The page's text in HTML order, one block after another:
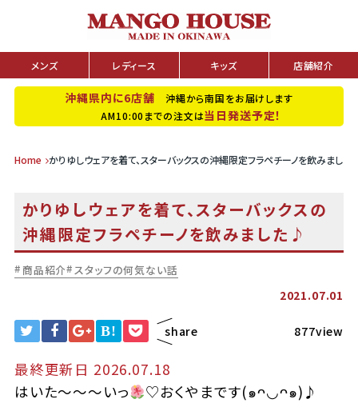
メンズ レディース キッズ 店舗紹介
沖縄県内に6店舗 沖縄から南国をお届けします
AM10:00までの注文は当日発送予定！
Home かりゆしウェアを着て、スターバックスの沖縄限定フラペチーノを飲みまし
かりゆしウェアを着て、スターバックスの
沖縄限定フラペチーノを飲みました♪
商品紹介 スタッフの何気ない話
2021.07.01
B! share 877view
最終更新日 2026.07.18
はいた～～～いっ
♡おくやまです(๑ᴖ◡ᴖ๑)♪